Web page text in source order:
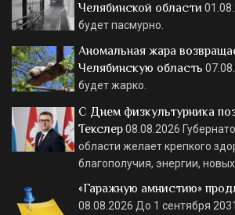
Челябинской области
будет пасмурно.
Аномальная жара
Челябинскую область
будет жарко.
С Днем физкультурника
Текслер08.08.2026
области желает крепкого
благополучия, энергии,
«Гаражную амнистию»
08.08.2026 До 1 сентября